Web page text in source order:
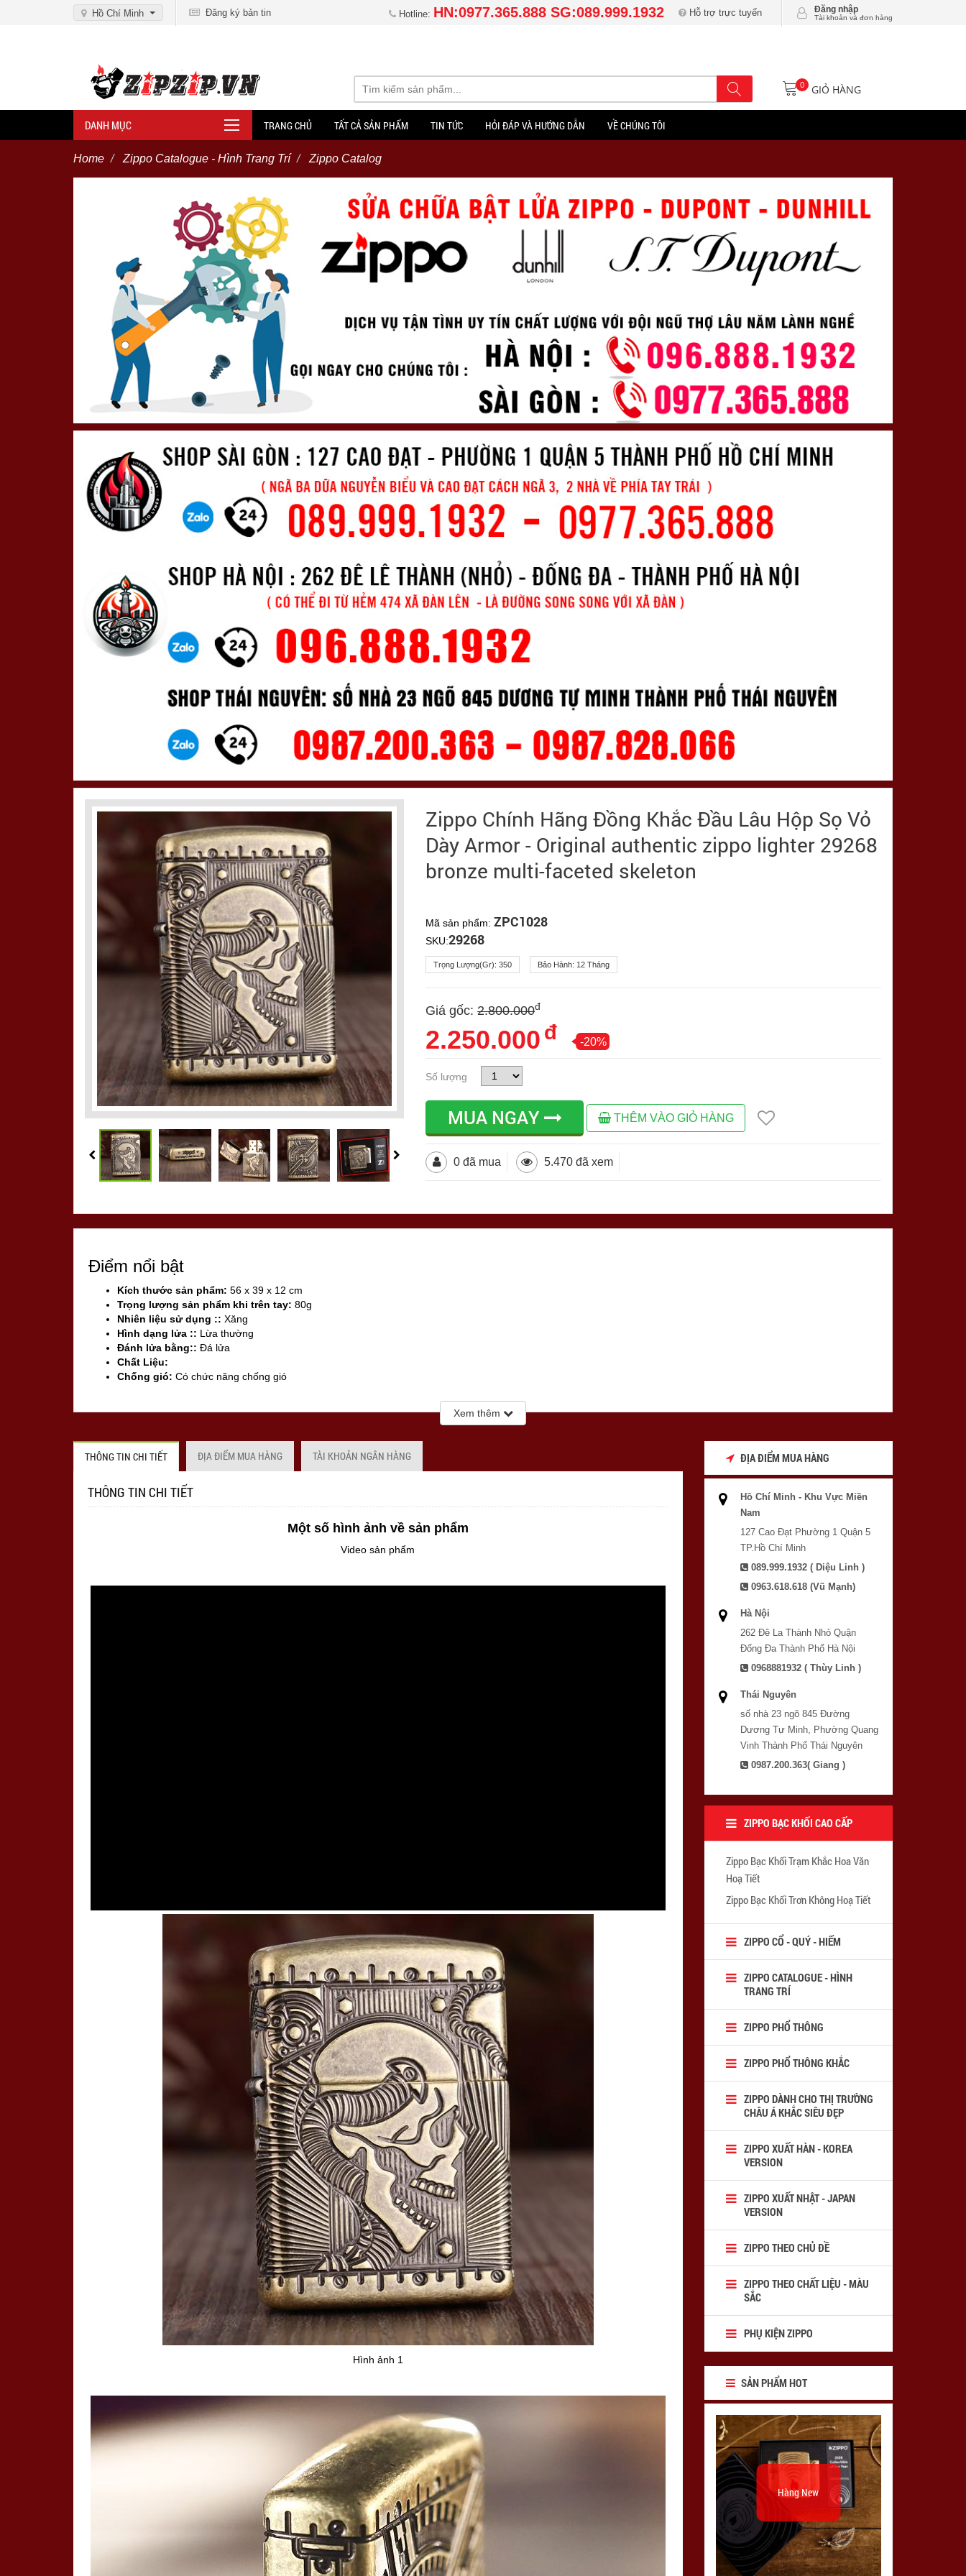
Hồ Chí Minh Đăng ký bản tin Hotline: HN:0977.365.888 SG:089.999.1932 Hỗ trợ trực tuyến Đăng nhập
Tài khoản và đơn hàng
0 GIỎ HÀNG
DANH MỤC TRANG CHỦ TẤT CẢ SẢN PHẨM TIN TỨC HỎI ĐÁP VÀ HƯỚNG DẪN VỀ CHÚNG TÔI
Home Zippo Catalogue - Hình Trang Trí Zippo Catalog
Zippo Chính Hãng Đồng Khắc Đầu Lâu Hộp Sọ Vỏ
Dày Armor - Original authentic zippo lighter 29268
bronze multi-faceted skeleton
Mã sản phẩm:ZPC1028
SKU:29268
Trọng Lượng(gr):350 Bảo Hành: 12 Tháng
Giá gốc: 2.800.000đ
2.250.000 đ -20%
Số lượng
MUA NGAY THÊM VÀO GIỎ HÀNG
0 đã mua 5.470 đã xem
Điểm nổi bật
Kích thước sản phẩm: 56 x 39 x 12 cm
Trọng lượng sản phẩm khi trên tay: 80g
Nhiên liệu sử dụng :: Xăng
Hình dạng lửa :: Lừa thường
Đánh lửa bằng:: Đá lửa
Chất Liệu:
Chống gió: Có chức năng chống gió
Xem thêm
THÔNG TIN CHI TIẾT ĐỊA ĐIỂM MUA HÀNG TÀI KHOẢN NGÂN HÀNG
THÔNG TIN CHI TIẾT
Một số hình ảnh về sản phẩm
Video sản phẩm
Hình ảnh 1
ĐỊA ĐIỂM MUA HÀNG
Hồ Chí Minh - Khu Vực Miền
Nam
127 Cao Đạt Phường 1 Quận 5
TP.Hồ Chí Minh
089.999.1932 ( Diệu Linh )
0963.618.618 (Vũ Mạnh)
Hà Nội
262 Đê La Thành Nhỏ Quận
Đống Đa Thành Phố Hà Nội
0968881932 ( Thùy Linh )
Thái Nguyên
số nhà 23 ngõ 845 Đường
Dương Tự Minh, Phường Quang
Vinh Thành Phố Thái Nguyên
0987.200.363( Giang )
ZIPPO BẠC KHỐI CAO CẤP
Zippo Bạc Khối Trạm Khắc Hoa Văn
Hoạ Tiết
Zippo Bạc Khối Trơn Không Hoạ Tiết
ZIPPO CỔ - QUÝ - HIẾM
ZIPPO CATALOGUE - HÌNH
TRANG TRÍ
ZIPPO PHỔ THÔNG
ZIPPO PHỔ THÔNG KHẮC
ZIPPO DÀNH CHO THỊ TRƯỜNG
CHÂU Á KHẮC SIÊU ĐẸP
ZIPPO XUẤT HÀN - KOREA
VERSION
ZIPPO XUẤT NHẬT - JAPAN
VERSION
ZIPPO THEO CHỦ ĐỀ
ZIPPO THEO CHẤT LIỆU - MÀU
SẮC
PHỤ KIỆN ZIPPO
SẢN PHẨM HOT
Hàng New